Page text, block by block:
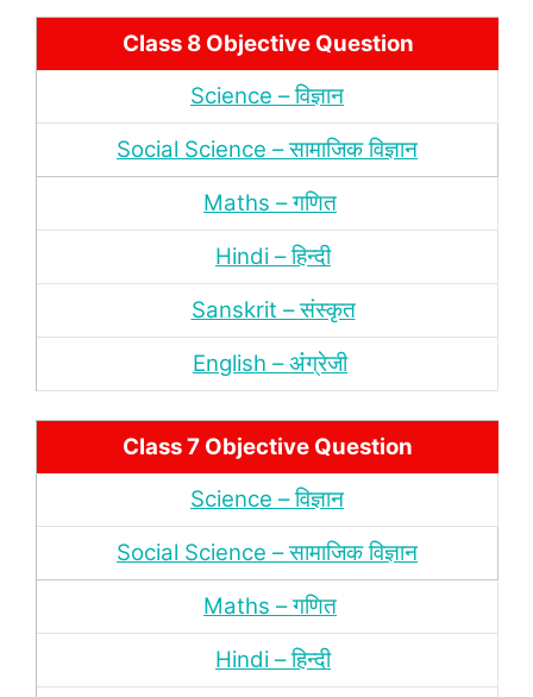
Class 8 Objective Question
Science – विज्ञान
Social Science – सामाजिक विज्ञान
Maths – गणित
Hindi – हिन्‍दी
Sanskrit – संस्‍कृत
English – अंंग्रेजी
Class 7 Objective Question
Science – विज्ञान
Social Science – सामाजिक विज्ञान
Maths – गणित
Hindi – हिन्‍दी